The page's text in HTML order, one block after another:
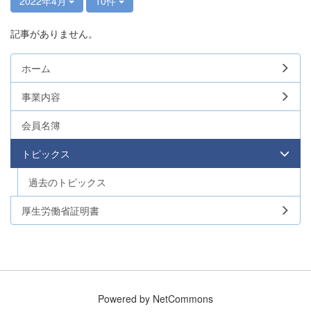
記事がありません。
ホーム
事業内容
会員名簿
トピックス
過去のトピックス
厚生労働省証明書
Powered by NetCommons